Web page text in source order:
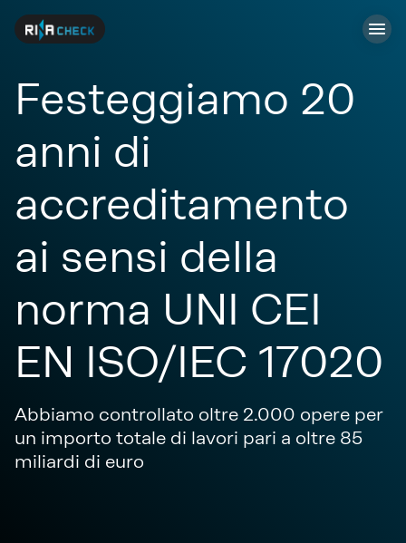
Festeggiamo 20
anni di
accreditamento
ai sensi della
norma UNI CEI
EN ISO/IEC 17020
Abbiamo controllato oltre 2.000 opere per
un importo totale di lavori pari a oltre 85
miliardi di euro